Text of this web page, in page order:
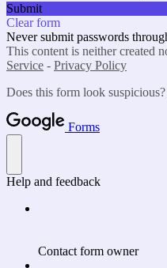
Submit
Clear form
Never submit passwords
This content is neither created
Service - Privacy Policy
Does this form look suspicious?
Forms
Help and feedback
Contact form owner